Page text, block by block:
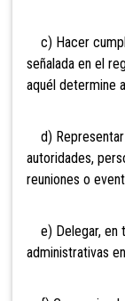
c) Hacer
señalada en el
aquél determine
d) Representar
autoridades,
reuniones o
e) Delegar, en
administrativas